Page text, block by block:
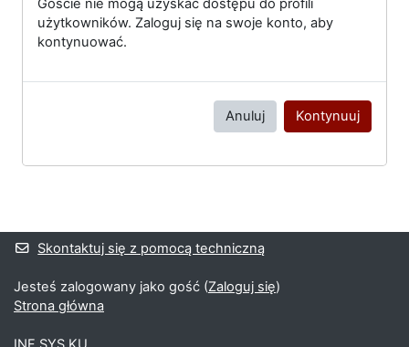
Goście nie mogą uzyskać dostępu do profili
użytkowników. Zaloguj się na swoje konto, aby
kontynuować.
Anuluj Kontynuuj
Bloki uzupełniające
Skontaktuj się z pomocą techniczną
Jesteś zalogowany jako gość (Zaloguj się)
Strona główna